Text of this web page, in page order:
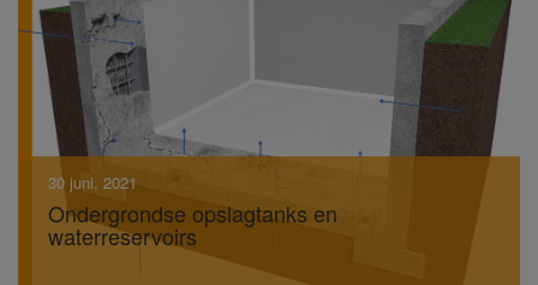
30 juni, 2021
Ondergrondse opslagtanks en
waterreservoirs